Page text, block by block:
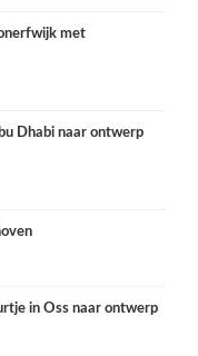
met
Dhabi naar ontwerp
in Oss naar ontwerp